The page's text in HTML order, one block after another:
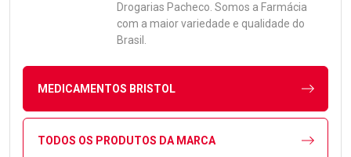
Drogarias Pacheco. Somos a Farmácia
com a maior variedade e qualidade do
Brasil.
MEDICAMENTOS BRISTOL
TODOS OS PRODUTOS DA MARCA